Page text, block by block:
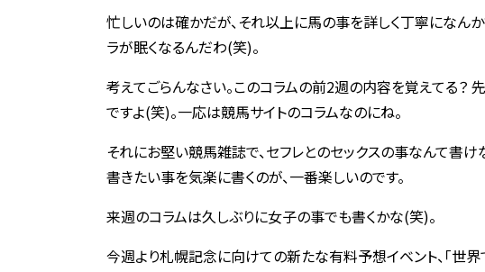
忙しいのは確かだが、それ以上に馬の事を詳しく丁寧になん
ラが眠くなるんだわ(笑)。
考えてごらんなさい。このコラムの前2週の内容を覚えてる
ですよ(笑)。一応は競馬サイトのコラムなのにね。
それにお堅い競馬雑誌で、セフレとのセックスの事なんて書け
書きたい事を気楽に書くのが、一番楽しいのです。
来週のコラムは久しぶりに女子の事でも書くかな(笑)。
今週より札幌記念に向けての新たな有料予想イベント、｢世